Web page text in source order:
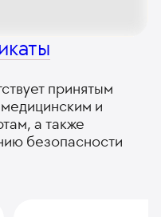
принятым
и
а также
безопасности